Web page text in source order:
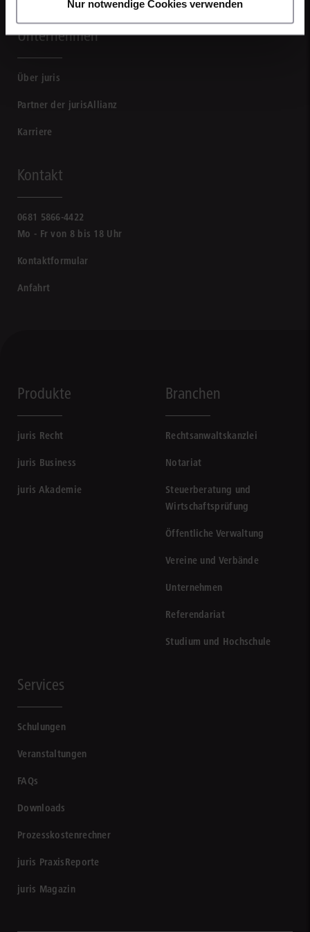
Nur notwendige Cookies verwenden
Unternehmen
Über juris
Partner der jurisAllianz
Karriere
Kontakt
0681 5866-4422
Mo - Fr von 8 bis 18 Uhr
Kontaktformular
Anfahrt
Produkte
juris Recht
juris Business
juris Akademie
Branchen
Rechtsanwaltskanzlei
Notariat
Steuerberatung und
Wirtschaftsprüfung
Öffentliche Verwaltung
Vereine und Verbände
Unternehmen
Referendariat
Studium und Hochschule
Services
Schulungen
Veranstaltungen
FAQs
Downloads
Prozesskostenrechner
juris PraxisReporte
juris Magazin